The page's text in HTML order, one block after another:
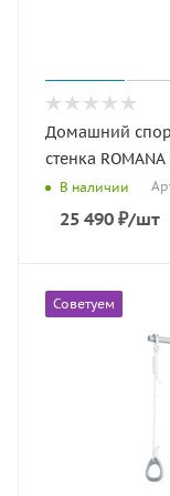
Домашний
стенка
В наличии
25 490 ₽/шт
Советуем